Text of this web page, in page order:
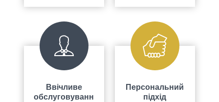
Ввічливе
обслуговуванн
Персональний
підхід